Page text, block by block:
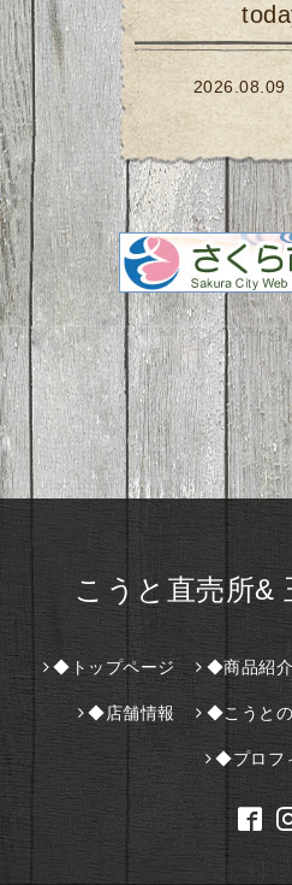
2026.08.09
こうと直売所&
◆トップページ ◆商品紹介
◆店舗情報 ◆こうと
◆プロフ